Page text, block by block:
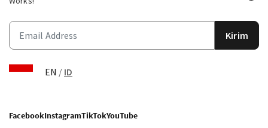
Kirim
EN / ID
FacebookInstagramTikTokYouTube